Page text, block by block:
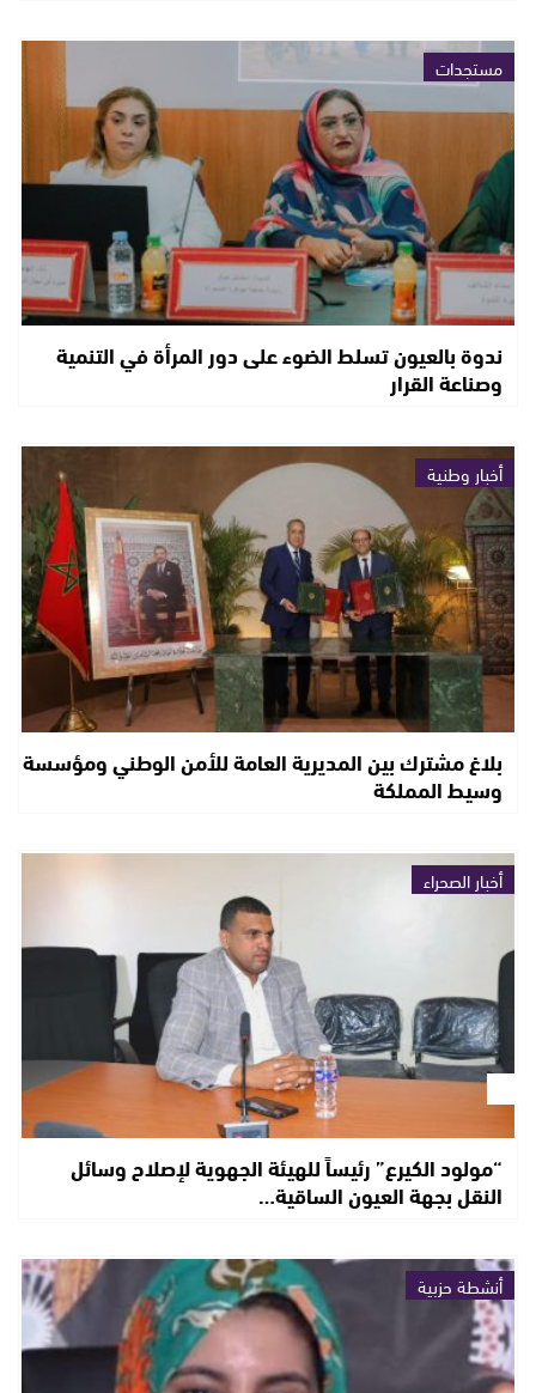
مستجدات
ندوة بالعيون تسلط الضوء على دور المرأة في التنمية
وصناعة القرار
أخبار وطنية
بلاغ مشترك بين المديرية العامة للأمن الوطني ومؤسسة
وسيط المملكة
أخبار الصحراء
“مولود الكيرع” رئيساً للهيئة الجهوية لإصلاح وسائل
النقل بجهة العيون الساقية…
أنشطة حزبية